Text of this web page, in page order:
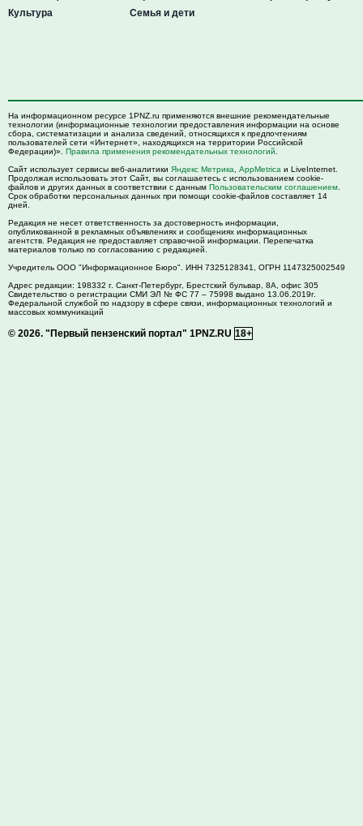
Культура
Семья и дети
На информационном ресурсе 1PNZ.ru применяются внешние рекомендательные
технологии (информационные технологии предоставления информации на основе
сбора, систематизации и анализа сведений, относящихся к предпочтениям
пользователей сети «Интернет», находящихся на территории Российской
Федерации)». Правила применения рекомендательных технологий
Сайт использует сервисы веб-аналитики Яндекс Метрика AppMetrica и LiveInternet.
Продолжая использовать этот Сайт, вы соглашаетесь с использованием cookie-
файлов и других данных в соответствии с данным Пользовательским соглашением
Срок обработки персональных данных при помощи cookie-файлов составляет 14
дней.
Редакция не несет ответственность за достоверность информации,
опубликованной в рекламных объявлениях и сообщениях информационных
агентств. Редакция не предоставляет справочной информации. Перепечатка
материалов только по согласованию с редакцией.
Учредитель ООО "Информационное Бюро". ИНН 7325128341, ОГРН 1147325002549
Адрес редакции: 198332 г. Санкт-Петербург, Брестский бульвар, 8А, офис 305
Свидетельство о регистрации СМИ ЭЛ № ФС 77 – 75998 выдано 13.06.2019г.
Федеральной службой по надзору в сфере связи, информационных технологий и
массовых коммуникаций
© 2026. "Первый пензенский портал" 1PNZ.RU 18+